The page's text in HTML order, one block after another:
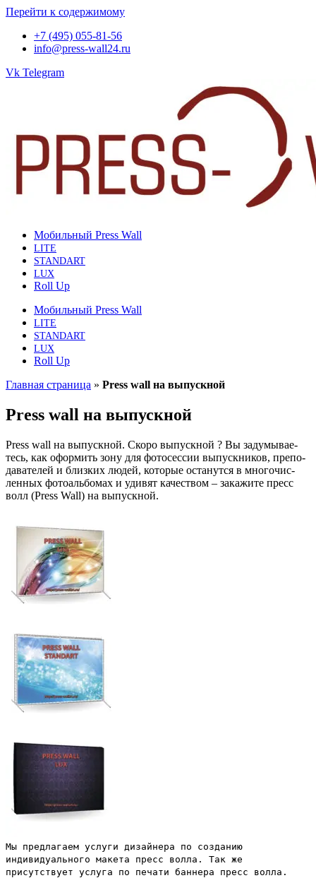
Перейти к содержимому
+7 (495) 055-81-56
info@press-wall24.ru
Vk Telegram
Мобильный Press Wall
LITE
STANDART
LUX
Roll Up
Мобильный Press Wall
LITE
STANDART
LUX
Roll Up
Главная страница » Press wall на выпускной
Press wall на выпускной
Press wall на выпуск­ной. Ско­ро выпуск­ной ? Вы заду­мы­ва­е­
тесь, как офор­мить зону для фото­сес­сии выпуск­ни­ков, пре­по­
да­ва­те­лей и близ­ких людей, кото­рые оста­нут­ся в мно­го­чис­
лен­ных фото­аль­бо­мах и уди­вят каче­ством – зака­жи­те пресс
волл (Press Wall) на выпускной.
Мы предлагаем услуги дизайнера по созданию
индивидуального макета пресс волла. Так же
присутствует услуга по печати баннера пресс волла.